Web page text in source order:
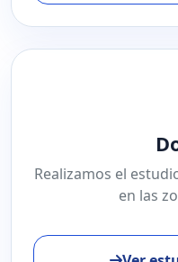
Realizamos el
en las